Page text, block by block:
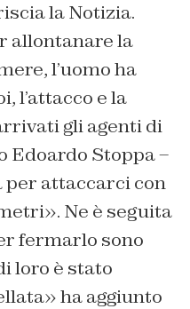
la Notizia.
allontanare la
l’uomo ha
l’attacco e la
gli agenti di
Edoardo Stoppa –
per attaccarci con
Ne è seguita
fermarlo sono
loro è stato
ha aggiunto